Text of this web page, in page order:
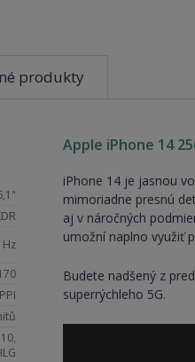
produkty
Hz
Apple iPhone 14
iPhone 14 je jasnou
mimoriadne presnú
aj v náročných
umožní naplno využiť
Budete nadšený z
superrýchleho 5G.